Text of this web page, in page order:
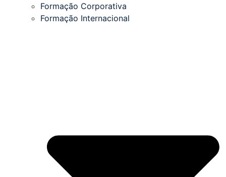
Formação Corporativa
Formação Internacional